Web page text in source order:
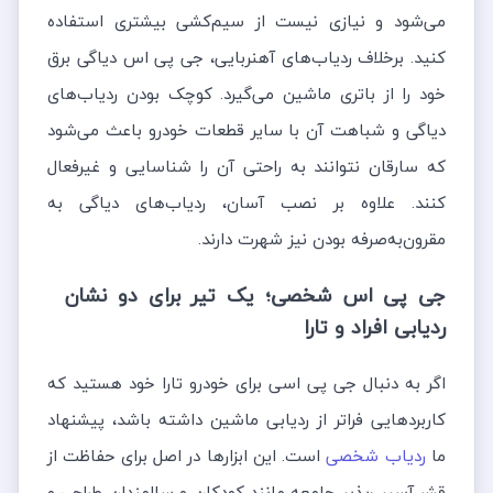
می‌شود و نیازی نیست از سیم‌کشی بیشتری استفاده
کنید. برخلاف ردیاب‌های آهنربایی، جی پی اس دیاگی برق
خود را از باتری ماشین می‌گیرد. کوچک بودن ردیاب‌های
دیاگی و شباهت آن با سایر قطعات خودرو باعث می‌شود
که سارقان نتوانند به راحتی آن را شناسایی و غیرفعال
کنند. علاوه بر نصب آسان، ردیاب‌های دیاگی به
مقرون‌به‌صرفه بودن نیز شهرت دارند.
جی پی اس شخصی؛ یک تیر برای دو نشان
ردیابی افراد و تارا
اگر به دنبال جی پی اسی برای خودرو تارا خود هستید که
کاربردهایی فراتر از ردیابی ماشین داشته باشد، پیشنهاد
ما ردیاب شخصیاست. این ابزارها در اصل برای حفاظت از